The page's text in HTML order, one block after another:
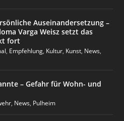
Auseinandersetzung –
Varga Weisz setzt das
fort
, Empfehlung, Kultur, Kunst, News,
– Gefahr für Wohn- und
, News, Pulheim